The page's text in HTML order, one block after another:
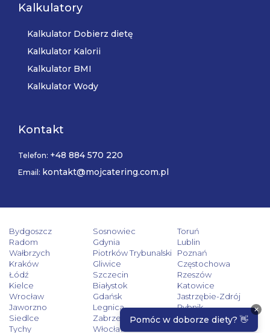
Kalkulatory
Kalkulator Dobierz dietę
Kalkulator Kalorii
Kalkulator BMI
Kalkulator Wody
Kontakt
Telefon: +48 884 570 220
Email: kontakt@mojcatering.com.pl
Bydgoszcz Sosnowiec
Toruń
Radom
Gdynia
Lublin
Wałbrzych
Piotrków Trybunalski
Poznań
Kraków
Gliwice
Częstochowa
Łódź
Szczecin
Rzeszów
Kielce
Białystok
Katowice
Wrocław
Gdańsk
Jastrzębie-Zdrój
Jaworzno
Legnica
Rybnik
Siedlce
Zabrze
Zielona Góra
Tychy
Włocławek